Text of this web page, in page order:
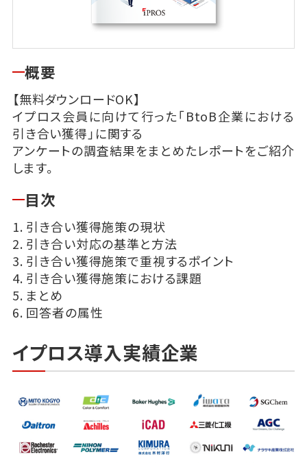
概要
【無料ダウンロードOK】
イプロス会員に向けて行った「BtoB企業における
引き合い獲得」に関する
アンケートの調査結果をまとめたレポートをご紹介
します。
目次
1. 引き合い獲得施策の現状
2. 引き合い対応の基準と方法
3. 引き合い獲得施策で重視するポイント
4. 引き合い獲得施策における課題
5. まとめ
6. 回答者の属性
イプロス導入実績企業